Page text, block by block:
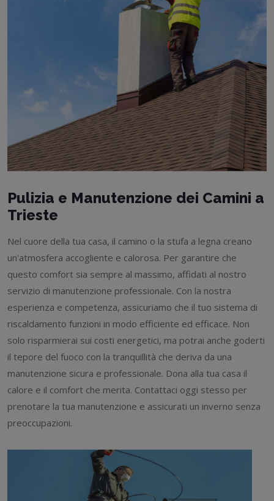
Pulizia e Manutenzione dei Camini a
Trieste
Nel cuore della tua casa, il camino o la stufa a legna creano
un'atmosfera accogliente e calorosa. Per garantire che
questo comfort sia sempre al massimo, affidati al nostro
servizio di manutenzione professionale. Con la nostra
esperienza e competenza, assicuriamo che il tuo sistema di
riscaldamento funzioni in modo efficiente ed efficace. Non
solo risparmierai sui costi energetici, ma potrai anche goderti
il tepore del fuoco con la tranquillità che deriva da una
manutenzione sicura e professionale. Dona alla tua casa il
calore e il comfort che merita. Contattaci oggi stesso per
prenotare la tua manutenzione e assicurati un inverno senza
preoccupazioni.